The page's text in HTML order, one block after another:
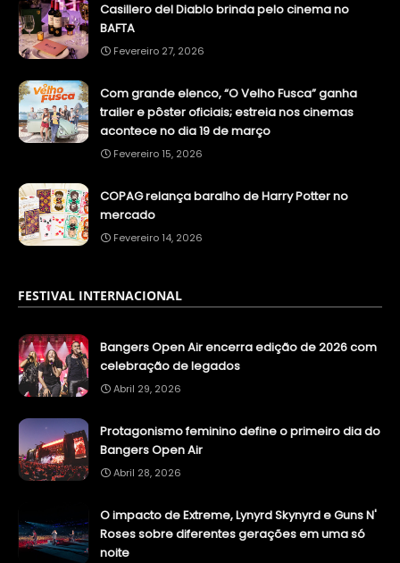
Casillero del Diablo brinda pelo cinema no
BAFTA
Fevereiro 27, 2026
Com grande elenco, “O Velho Fusca” ganha
trailer e pôster oficiais; estreia nos cinemas
acontece no dia 19 de março
Fevereiro 15, 2026
COPAG relança baralho de Harry Potter no
mercado
Fevereiro 14, 2026
FESTIVAL INTERNACIONAL
Bangers Open Air encerra edição de 2026 com
celebração de legados
Abril 29, 2026
Protagonismo feminino define o primeiro dia do
Bangers Open Air
Abril 28, 2026
O impacto de Extreme, Lynyrd Skynyrd e Guns N'
Roses sobre diferentes gerações em uma só
noite